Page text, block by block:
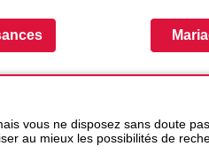
vous ne disposez sans doute
au mieux les possibilités de